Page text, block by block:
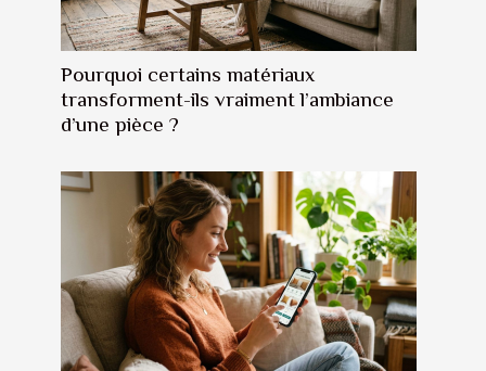
Pourquoi certains matériaux
transforment-ils vraiment l’ambiance
d’une pièce ?